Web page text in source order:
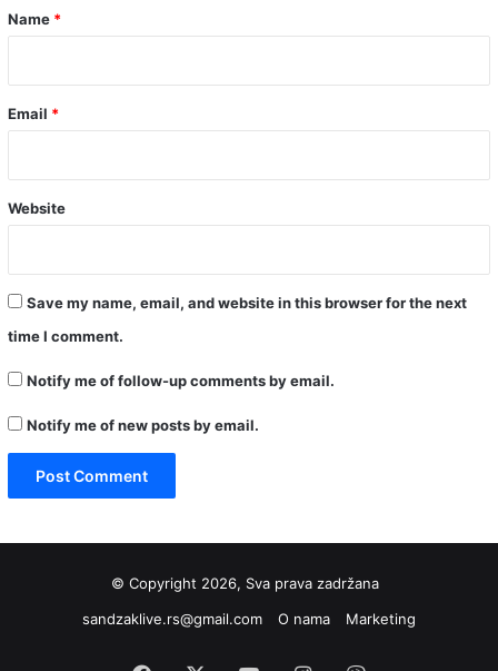
*
Name *
Email *
Website
Save my name, email, and website in this browser for the next
time I comment.
Notify me of follow-up comments by email.
Notify me of new posts by email.
© Copyright 2026, Sva prava zadržana
sandzaklive.rs@gmail.com
O nama Marketing